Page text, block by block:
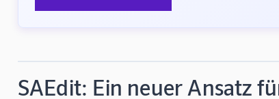
SAEdit: Ein neuer Ansatz